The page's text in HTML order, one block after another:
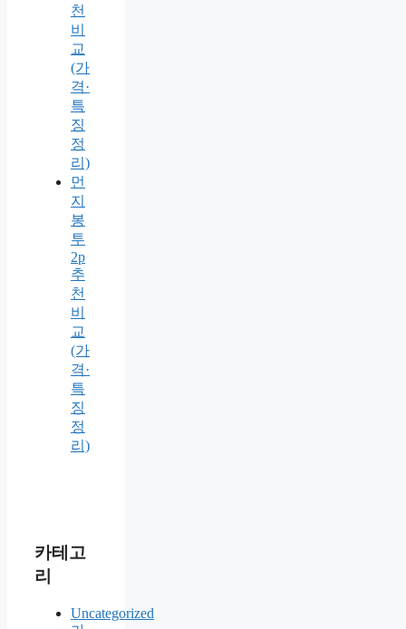
천
비
교
(가
격·
특
징
정
리)
먼
지
봉
투
2p
추
천
비
교
(가
격·
특
징
정
리)
카테고
리
Uncategorized